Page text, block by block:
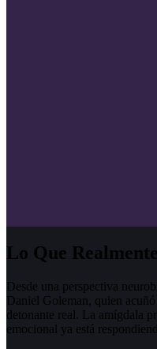
Lo Que
Desde una perspectiva
Daniel Goleman, quien
detonante real. La amígdala
emocional ya está